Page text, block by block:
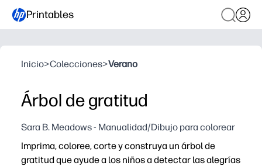
Printables
Inicio>Colecciones>Verano
Árbol de gratitud
Sara B. Meadows - Manualidad/Dibujo para colorear
Imprima, coloree, corte y construya un árbol de
gratitud que ayude a los niños a detectar las alegrías